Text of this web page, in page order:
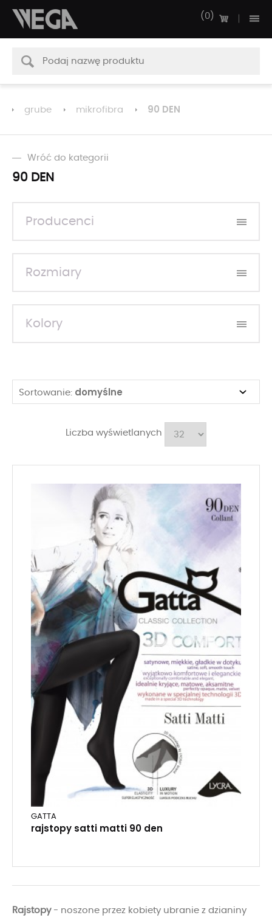
0
grube mikrofibra 90 DEN
Wróć do kategorii
90 DEN
Producenci
Rozmiary
Kolory
Sortowanie: domyślne
Liczba wyświetlanych
GATTA
rajstopy satti matti 90 den
Rajstopy- noszone przez kobiety ubranie z dzianiny